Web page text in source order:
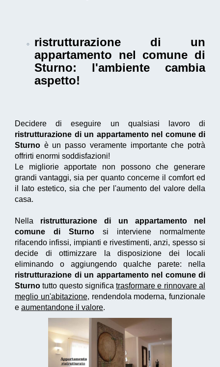
ristrutturazione di un
appartamento nel comune di
Sturno: l'ambiente cambia
aspetto!
Decidere di eseguire un qualsiasi lavoro di
ristrutturazione di un appartamento nel comune di
Sturno è un passo veramente importante che potrà
offrirti enormi soddisfazioni!
Le migliorie apportate non possono che generare
grandi vantaggi, sia per quanto concerne il comfort ed
il lato estetico, sia che per l'aumento del valore della
casa.
Nella ristrutturazione di un appartamento nel
comune di Sturno si interviene normalmente
rifacendo infissi, impianti e rivestimenti, anzi, spesso si
decide di ottimizzare la disposizione dei locali
eliminando o aggiungendo qualche parete: nella
ristrutturazione di un appartamento nel comune di
Sturno tutto questo significatrasformare e rinnovare al
meglio un'abitazione, rendendola moderna, funzionale
e aumentandone il valore.